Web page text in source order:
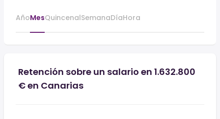
AñoMesQuincenalSemanaDíaHora
Retención sobre un salario en 1.632.800
€ en Canarias